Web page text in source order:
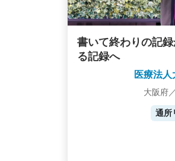
書いて終わりの記
る記録へ
医療法
大阪府
通所